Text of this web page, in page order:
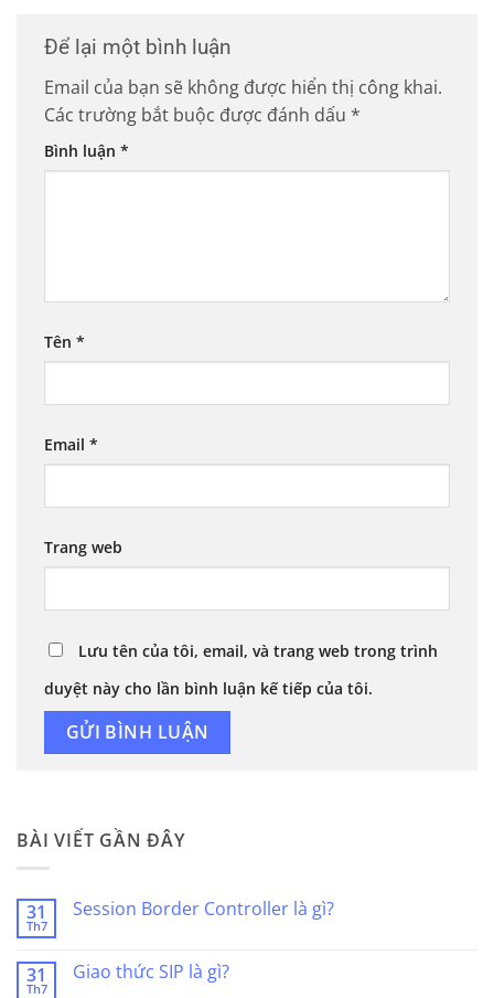
Để lại một bình luận
Email của bạn sẽ không được hiển thị công khai.
Các trường bắt buộc được đánh dấu *
Bình luận *
Tên *
Email *
Trang web
Lưu tên của tôi, email, và trang web trong trình
duyệt này cho lần bình luận kế tiếp của tôi.
BÀI VIẾT GẦN ĐÂY
31
Th7
Session Border Controller là gì?
bình
luận
31
Th7
Giao thức SIP là gì?